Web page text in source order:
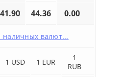
41.90 44.36 0.00
наличных валют...
1 USD 1 EUR
1
RUB